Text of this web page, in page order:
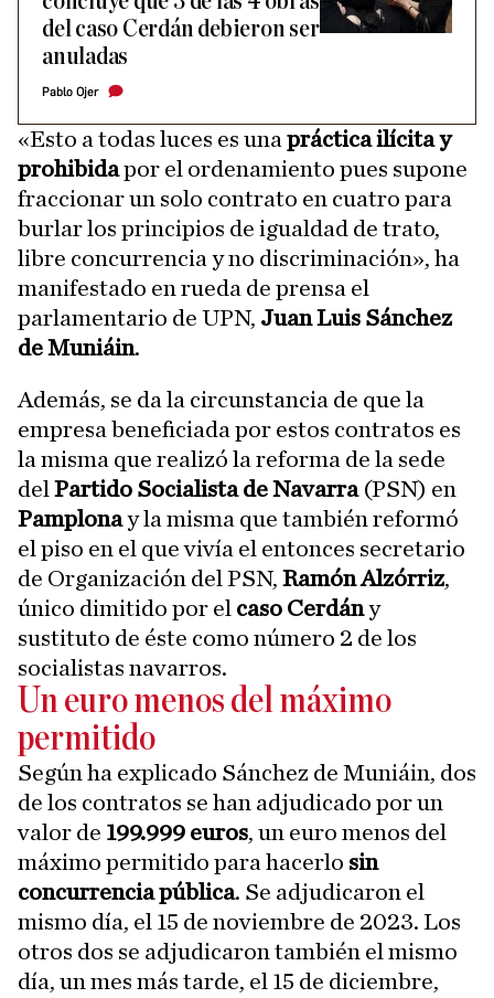
del caso Cerdán debieron ser
anuladas
Pablo Ojer
«Esto a todas luces es una práctica ilícita y
prohibidapor el ordenamiento pues supone
fraccionar un solo contrato en cuatro para
burlar los principios de igualdad de trato,
libre concurrencia y no discriminación», ha
manifestado en rueda de prensa el
parlamentario de UPN, Juan Luis Sánchez
de Muniáin.
Además, se da la circunstancia de que la
empresa beneficiada por estos contratos es
la misma que realizó la reforma de la sede
del Partido Socialista de Navarra(PSN) en
Pamplonay la misma que también reformó
el piso en el que vivía el entonces secretario
de Organización del PSN, Ramón Alzórriz,
único dimitido por el caso Cerdány
sustituto de éste como número 2 de los
socialistas navarros.
Un euro menos del máximo
permitido
Según ha explicado Sánchez de Muniáin, dos
de los contratos se han adjudicado por un
valor de 199.999 euros, un euro menos del
máximo permitido para hacerlo sin
concurrencia pública. Se adjudicaron el
mismo día, el 15 de noviembre de 2023. Los
otros dos se adjudicaron también el mismo
día, un mes más tarde, el 15 de diciembre,